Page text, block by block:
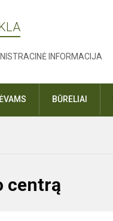
INFORMACIJA
BŪRELIAI
centrą